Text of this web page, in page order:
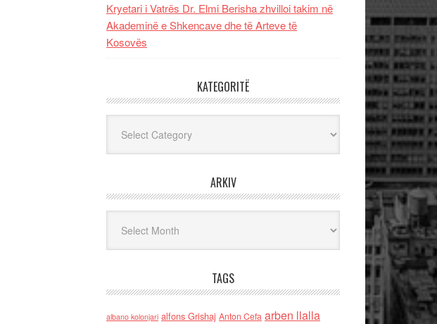
Kryetari i Vatrës Dr. Elmi Berisha zhvilloi takim në
Akademinë e Shkencave dhe të Arteve të
Kosovës
KATEGORITË
ARKIV
TAGS
albano kolonjari alfons Grishaj Anton Cefa arben llalla